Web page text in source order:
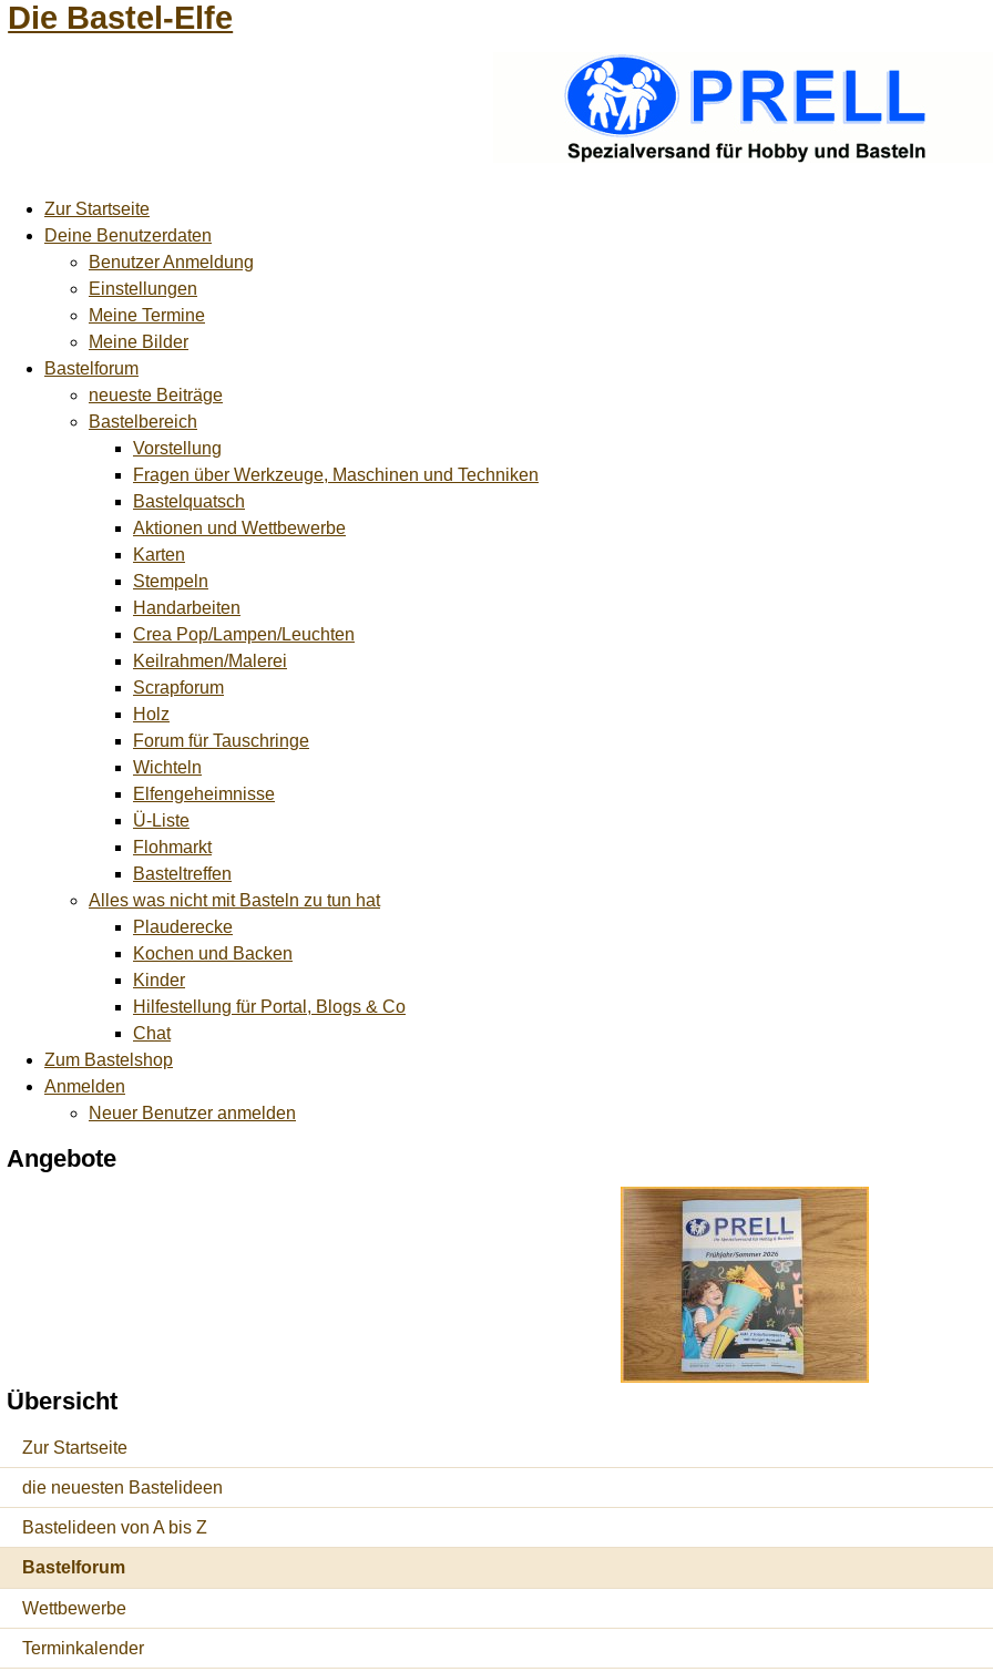
Die Bastel-Elfe
Zur Startseite
Deine Benutzerdaten
Benutzer Anmeldung
Einstellungen
Meine Termine
Meine Bilder
Bastelforum
neueste Beiträge
Bastelbereich
Vorstellung
Fragen über Werkzeuge, Maschinen und Techniken
Bastelquatsch
Aktionen und Wettbewerbe
Karten
Stempeln
Handarbeiten
Crea Pop/Lampen/Leuchten
Keilrahmen/Malerei
Scrapforum
Holz
Forum für Tauschringe
Wichteln
Elfengeheimnisse
Ü-Liste
Flohmarkt
Basteltreffen
Alles was nicht mit Basteln zu tun hat
Plauderecke
Kochen und Backen
Kinder
Hilfestellung für Portal, Blogs & Co
Chat
Zum Bastelshop
Anmelden
Neuer Benutzer anmelden
Angebote
Übersicht
Zur Startseite
die neuesten Bastelideen
Bastelideen von A bis Z
Bastelforum
Wettbewerbe
Terminkalender